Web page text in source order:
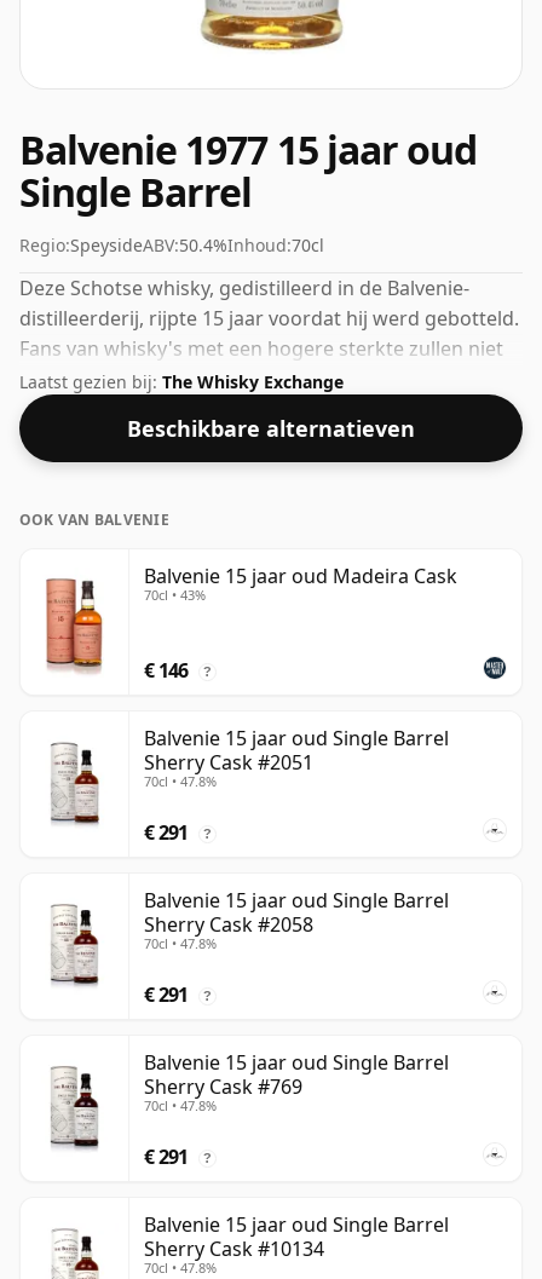
Balvenie 1977 15 jaar oud
Single Barrel
Regio:SpeysideABV:50.4%Inhoud:70cl
Deze Schotse whisky, gedistilleerd in de Balvenie-
distilleerderij, rijpte 15 jaar voordat hij werd gebotteld.
Fans van whisky's met een hogere sterkte zullen niet
teleurgesteld worden door deze botteling, die een
alcoholpercentage van 50,4% heeft.
Laatst gezien bij: The Whisky Exchange
Beschikbare alternatieven
OOK VAN BALVENIE
Balvenie 15 jaar oud Madeira Cask
70cl • 43%
€ 146 ?
Balvenie 15 jaar oud Single Barrel
Sherry Cask #2051
70cl • 47.8%
€ 291 ?
Balvenie 15 jaar oud Single Barrel
Sherry Cask #2058
70cl • 47.8%
€ 291 ?
Balvenie 15 jaar oud Single Barrel
Sherry Cask #769
70cl • 47.8%
€ 291 ?
Balvenie 15 jaar oud Single Barrel
Sherry Cask #10134
70cl • 47.8%